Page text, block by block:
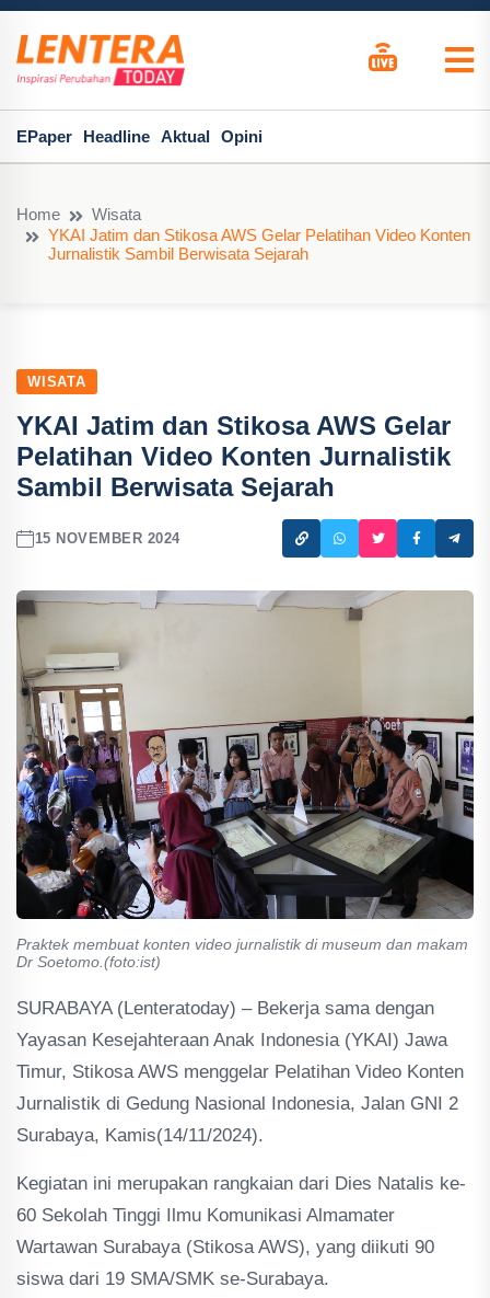
EPaper Headline Aktual Opini
Home
Wisata
YKAI Jatim dan Stikosa AWS Gelar Pelatihan Video Konten
Jurnalistik Sambil Berwisata Sejarah
WISATA
YKAI Jatim dan Stikosa AWS Gelar
Pelatihan Video Konten Jurnalistik
Sambil Berwisata Sejarah
15 NOVEMBER 2024
Praktek membuat konten video jurnalistik di museum dan makam
Dr Soetomo.(foto:ist)
SURABAYA (Lenteratoday) – Bekerja sama dengan
Yayasan Kesejahteraan Anak Indonesia (YKAI) Jawa
Timur, Stikosa AWS menggelar Pelatihan Video Konten
Jurnalistik di Gedung Nasional Indonesia, Jalan GNI 2
Surabaya, Kamis(14/11/2024).
Kegiatan ini merupakan rangkaian dari Dies Natalis ke-
60 Sekolah Tinggi Ilmu Komunikasi Almamater
Wartawan Surabaya (Stikosa AWS), yang diikuti 90
siswa dari 19 SMA/SMK se-Surabaya.